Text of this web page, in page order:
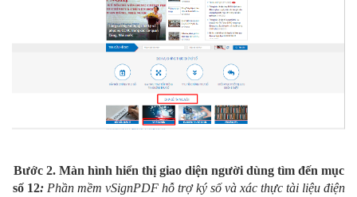
Bước 2. Màn hình hiển thị giao diện người dùng tìm đến mục
số 12: Phần mềm vSignPDF hỗ trợ ký số và xác thực tài liệu điện
Tôi đã đọc và xác nhậnChính sách bảo vệ dữ
Tôi đã đọc và xác nhậnChính sách bảo vệ dữ